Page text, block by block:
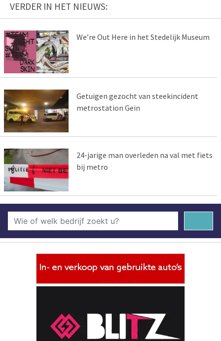
VERDER IN HET NIEUWS:
We’re Out Here in het Stedelijk Museum
Getuigen gezocht van steekincident
metrostation Gein
24-jarige man overleden na val met fiets
bij metro